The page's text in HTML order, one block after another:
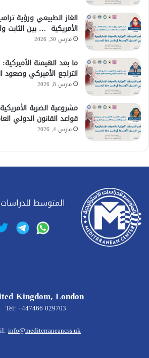
الغاز الطبيعي ورؤية
الأمريكية … بين الثابت
مارس 30, 2026
ما بعد الهيمنة
التراجع الأميركي وصعود
مارس 8, 2026
مشروعية الضربة
قواعد القانون الدولي
مارس 4, 2026
المتوسط للدراسات
Kingdom, London
Tel: +447466 029703
info@mediterraneancss.uk